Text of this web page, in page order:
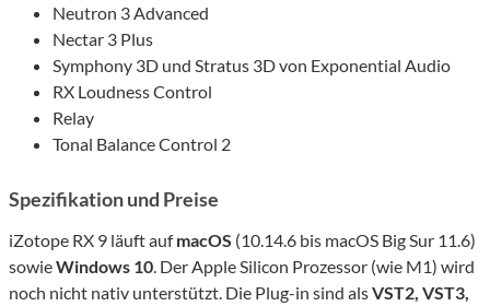
Neutron 3 Advanced
Nectar 3 Plus
Symphony 3D und Stratus 3D von Exponential Audio
RX Loudness Control
Relay
Tonal Balance Control 2
Spezifikation und Preise
iZotope RX 9 läuft aufmacOS (10.14.6 bis macOS Big Sur 11.6)
sowieWindows 10. Der Apple Silicon Prozessor (wie M1) wird
noch nicht nativ unterstützt. Die Plug-in sind alsVST2, VST3,